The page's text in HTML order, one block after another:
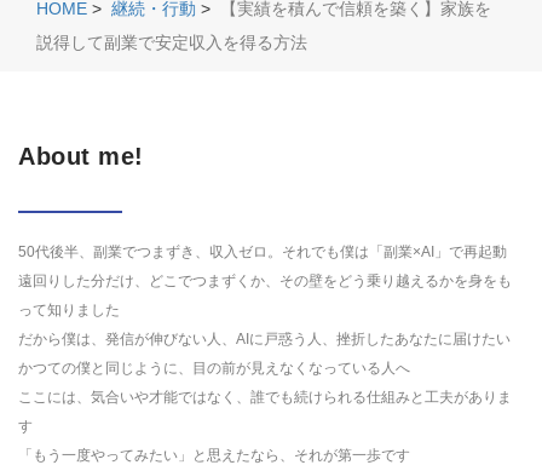
HOME > 継続・行動 >
【実績を積んで信頼を築く】家族を
説得して副業で安定収入を得る方法
About me!
50代後半、副業でつまずき、収入ゼロ。それでも僕は「副業×AI」で再起動
遠回りした分だけ、どこでつまずくか、その壁をどう乗り越えるかを身をも
って知りました
だから僕は、発信が伸びない人、AIに戸惑う人、挫折したあなたに届けたい
かつての僕と同じように、目の前が見えなくなっている人へ
ここには、気合いや才能ではなく、誰でも続けられる仕組みと工夫がありま
す
「もう一度やってみたい」と思えたなら、それが第一歩です